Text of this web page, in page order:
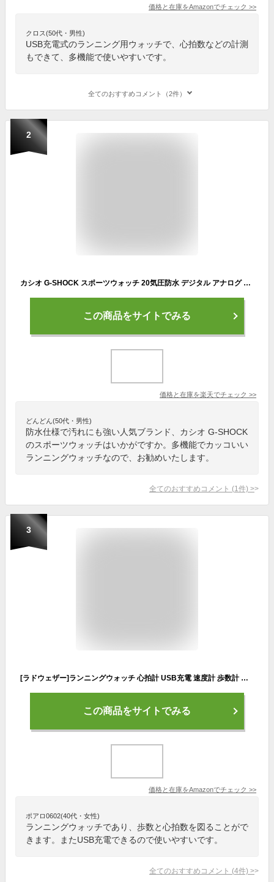
価格と在庫をAmazonでチェック >>
クロス(50代・男性)
USB充電式のランニング用ウォッチで、心拍数などの計測
もできて、多機能で使いやすいです。
全てのおすすめコメント（2件）
2
カシオ G-SHOCK スポーツウォッチ 20気圧防水 デジタル アナログ 腕時計 Gショック (GM-S2100-3AJF) 針退避機能 ストップウォッチ カウントダウンタイマー ダブルLED ライト付き ランニングウォッチ カシオ マラソン ランニング 時計 アウトドアウォッチ
この商品をサイトでみる
価格と在庫を楽天でチェック >>
どんどん(50代・男性)
防水仕様で汚れにも強い人気ブランド、カシオ G-SHOCK
のスポーツウォッチはいかがですか。多機能でカッコいい
ランニングウォッチなので、お勧めいたします。
全てのおすすめコメント (1 件) >
3
[ラドウェザー]ランニングウォッチ 心拍計 USB充電 速度計 歩数計 気圧計 高度計 コンパス アウトドア腕時計 スポーツ時計 (ブラック(反転液晶)) (オレンジ(反転液晶))
この商品をサイトでみる
価格と在庫をAmazonでチェック >>
ポアロ0602(40代・女性)
ランニングウォッチであり、歩数と心拍数を図ることがで
きます。またUSB充電できるので使いやすいです。
全てのおすすめコメント (4件) >